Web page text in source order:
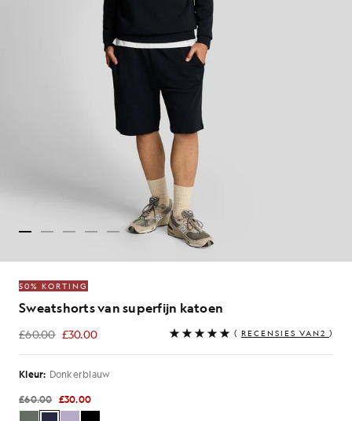
50% KORTING
Sweatshorts van superfijn katoen
£60.00 £30.00
£30.00 ( RECENSIES VAN2 )
Kleur: Donkerblauw
£60.00 £30.00